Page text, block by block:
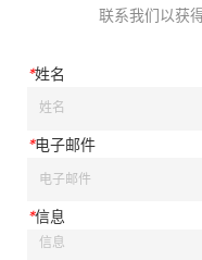
联系我们以获
*姓名
*电子邮件
*信息